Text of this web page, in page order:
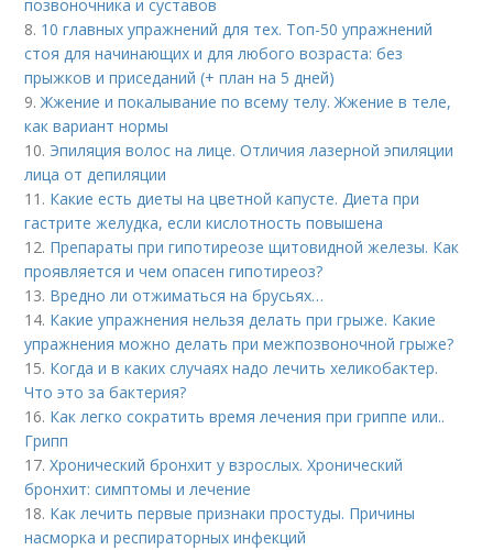
позвоночника и суставов
8. 10 главных упражнений для тех. Топ-50 упражнений
стоя для начинающих и для любого возраста: без
прыжков и приседаний (+ план на 5 дней)
9.Жжение и покалывание по всему телу. Жжение в теле,
как вариант нормы
10. Эпиляция волос на лице. Отличия лазерной эпиляции
лица от депиляции
11. Какие есть диеты на цветной капусте. Диета при
гастрите желудка, если кислотность повышена
12. Препараты при гипотиреозе щитовидной железы. Как
проявляется и чем опасен гипотиреоз?
13. Вредно ли отжиматься на брусьях…
14. Какие упражнения нельзя делать при грыже. Какие
упражнения можно делать при межпозвоночной грыже?
15. Когда и в каких случаях надо лечить хеликобактер.
Что это за бактерия?
16. Как легко сократить время лечения при гриппе или..
Грипп
17.Хронический бронхит у взрослых. Хронический
бронхит: симптомы и лечение
18. Как лечить первые признаки простуды. Причины
насморка и респираторных инфекций